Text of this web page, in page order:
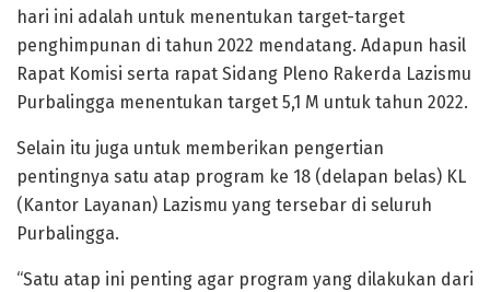
hari ini adalah untuk menentukan target-target
penghimpunan di tahun 2022 mendatang. Adapun hasil
Rapat Komisi serta rapat Sidang Pleno Rakerda Lazismu
Purbalingga menentukan target 5,1 M untuk tahun 2022.
Selain itu juga untuk memberikan pengertian
pentingnya satu atap program ke 18 (delapan belas) KL
(Kantor Layanan) Lazismu yang tersebar di seluruh
Purbalingga.
“Satu atap ini penting agar program yang dilakukan dari